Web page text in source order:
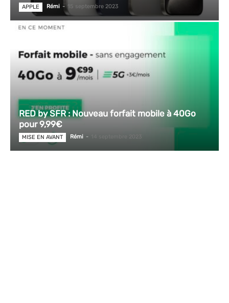
APPLE Rémi - 15 septembre 2023
RED by SFR : Nouveau forfait mobile à 40Go
pour 9,99€
MISE EN AVANT Rémi - 14 septembre 2023